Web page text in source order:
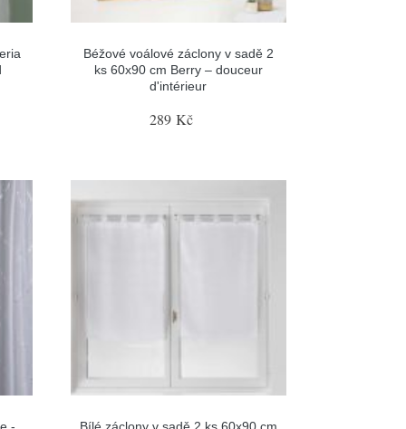
Béžové voálové záclony v sadě 2
ks 60x90 cm Berry – douceur
d'intérieur
289 Kč